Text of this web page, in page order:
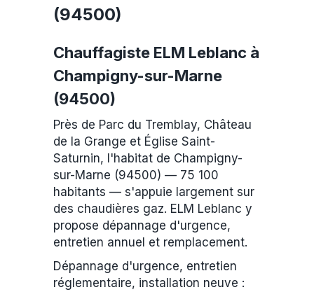
(94500)
Chauffagiste ELM Leblanc à
Champigny-sur-Marne
(94500)
Près de Parc du Tremblay, Château
de la Grange et Église Saint-
Saturnin, l'habitat de Champigny-
sur-Marne (94500) — 75 100
habitants — s'appuie largement sur
des chaudières gaz. ELM Leblanc y
propose dépannage d'urgence,
entretien annuel et remplacement.
Dépannage d'urgence, entretien
réglementaire, installation neuve :